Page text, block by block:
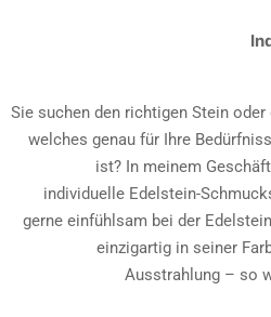
Sie suchen den richtigen Stein
welches genau für Ihre
ist? In meinem
individuelle Edelstein-
gerne einfühlsam bei der
einzigartig in seiner
Ausstrahlung – so